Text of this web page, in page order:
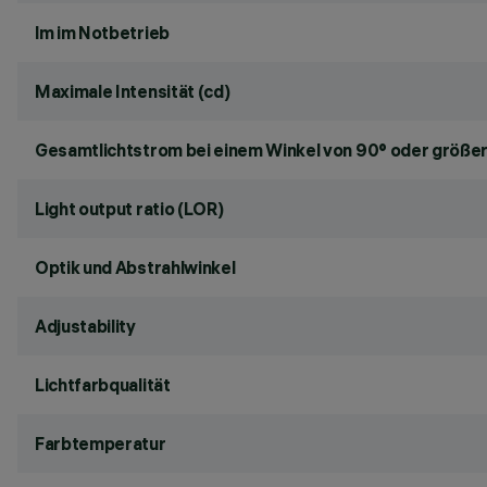
lm im Notbetrieb
Maximale Intensität (cd)
Gesamtlichtstrom bei einem Winkel von 90° oder
Light output ratio (LOR)
Optik und Abstrahlwinkel
Adjustability
Lichtfarbqualität
Farbtemperatur